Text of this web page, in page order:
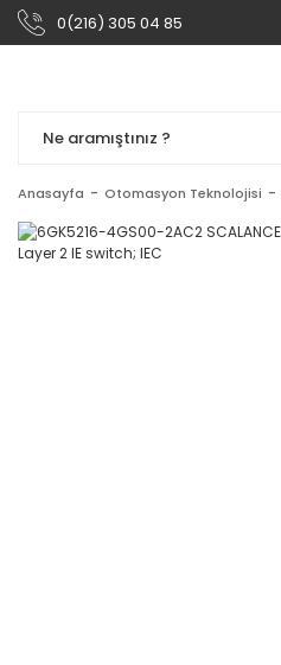
0(216) 305 04 85
Anasayfa Otomasyon Teknolojisi